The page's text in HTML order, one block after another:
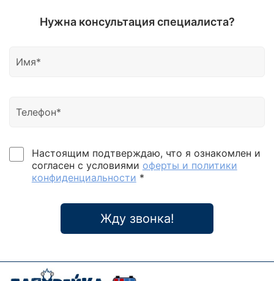
Нужна консультация специалиста?
Настоящим подтверждаю, что я ознакомлен и
согласен с условиями оферты и политики
конфиденциальности *
Жду звонка!